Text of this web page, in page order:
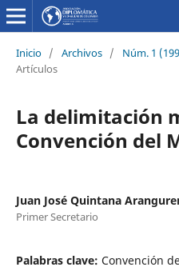
Inicio / Archivos / Núm. 1
Artículos
La delimitación
Convención del
Juan José Quintana
Primer Secretario
Palabras clave: Convención